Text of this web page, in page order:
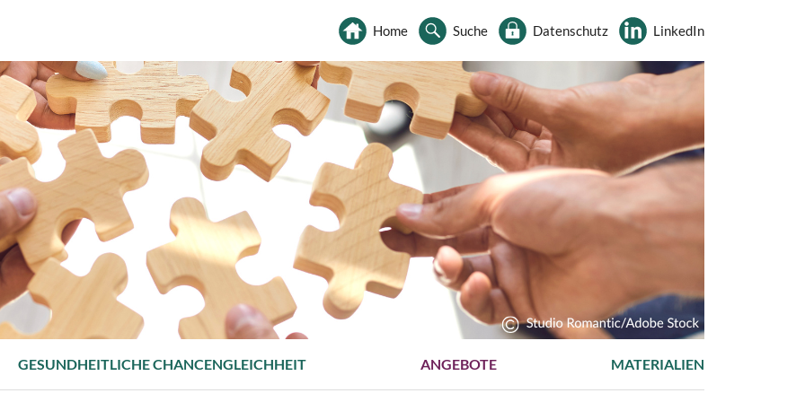
Home Suche Datenschutz LinkedIn
GESUNDHEITLICHE CHANCENGLEICHHEIT ANGEBOTE MATERIALIEN